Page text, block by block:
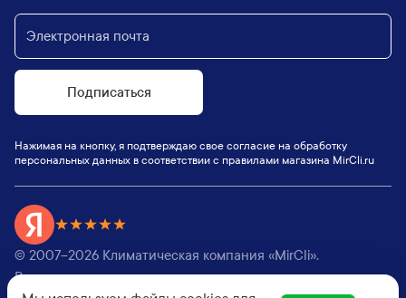
Подписаться
Нажимая на кнопку, я подтверждаю свое согласие на обработку
персональных данных в соответствии с правилами магазина MirCli.ru
© 2007–2026 Климатическая компания «MirCli».
Все права защищены,